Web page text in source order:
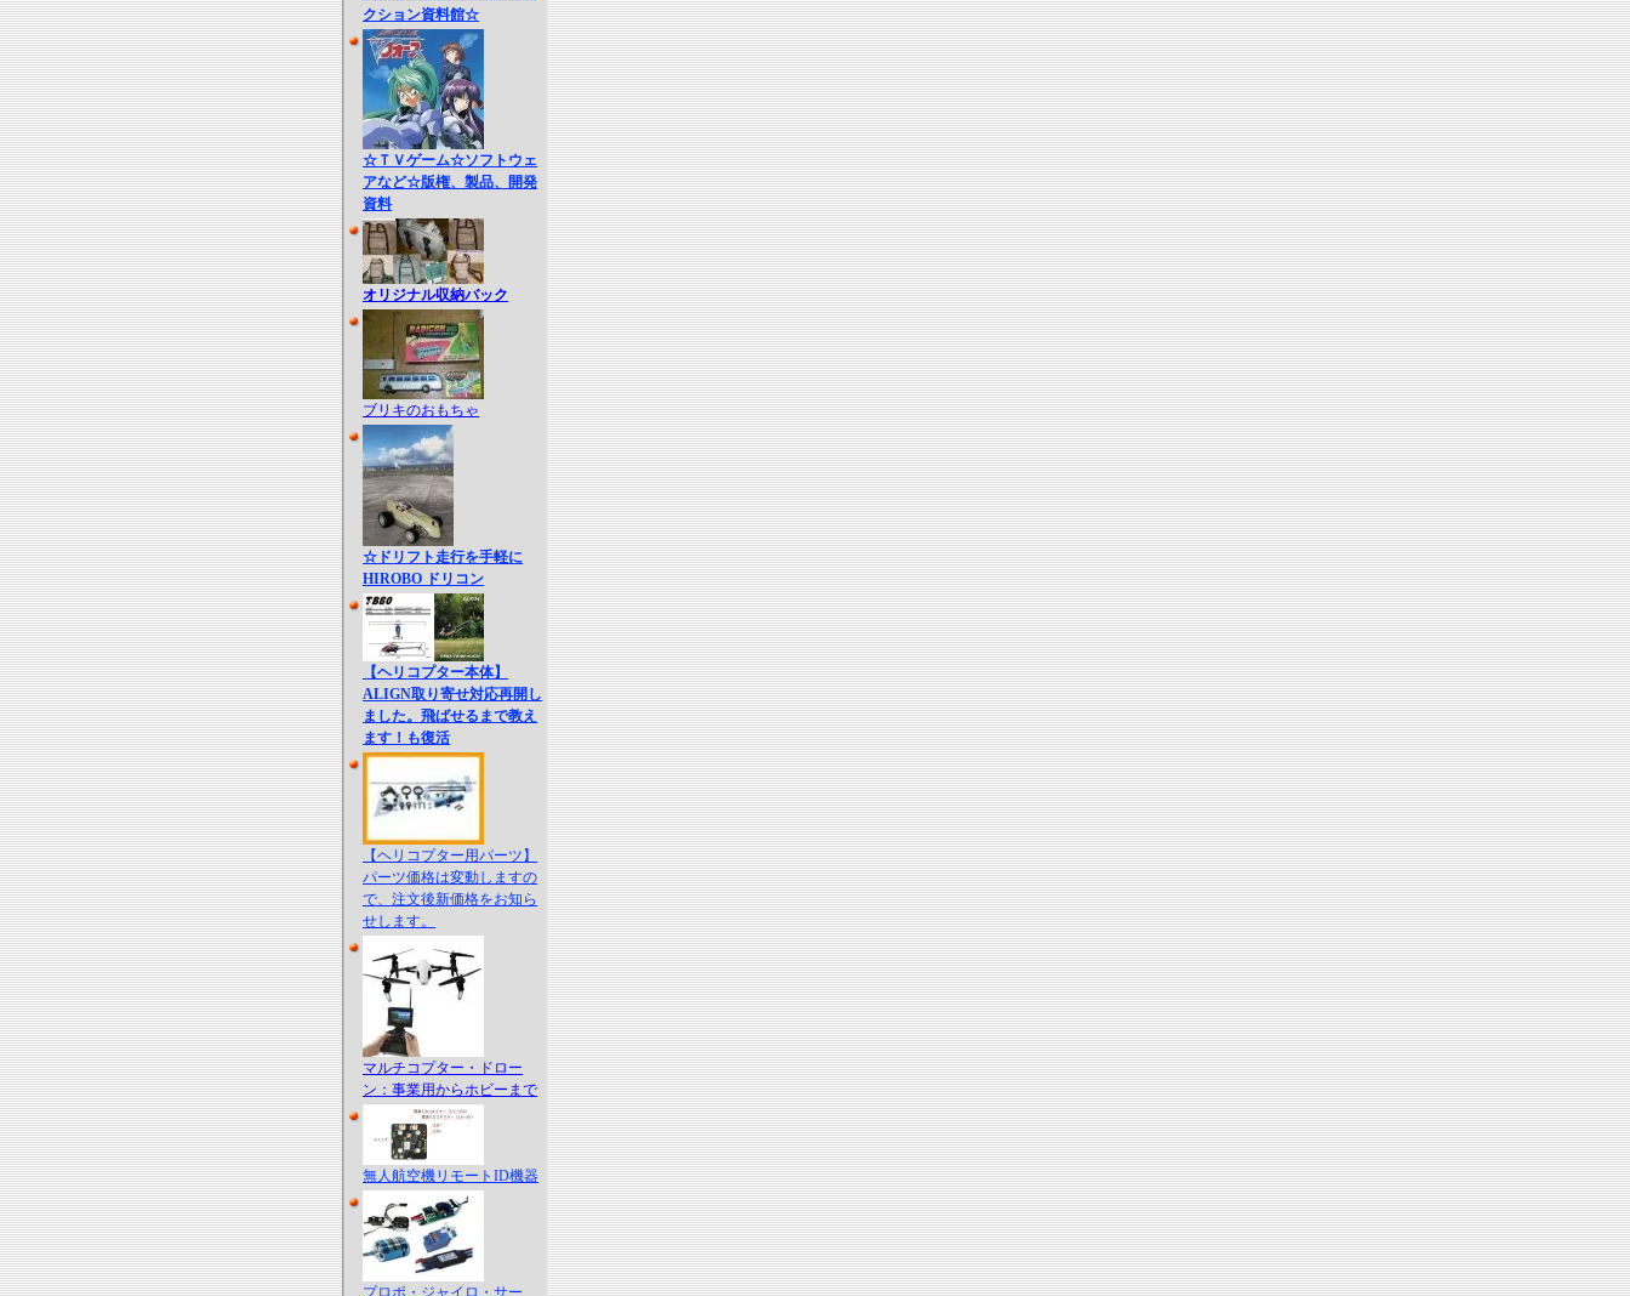
クション資料館☆
☆ＴＶゲーム☆ソフトウェ
アなど☆版権、製品、開発
資料
オリジナル収納バック
ブリキのおもちゃ
☆ドリフト走行を手軽に
HIROBO ドリコン
【ヘリコプター本体】
ALIGN取り寄せ対応再開し
ました。飛ばせるまで教え
ます！も復活
【ヘリコプター用パーツ】
パーツ価格は変動しますの
で、注文後新価格をお知ら
せします。
マルチコプター・ドロー
ン：事業用からホビーまで
無人航空機リモートID機器
プロポ・ジャイロ・サー